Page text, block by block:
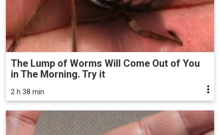
The Lump of Worms Will Come Out of You
in The Morning. Try it
2 h 38 min